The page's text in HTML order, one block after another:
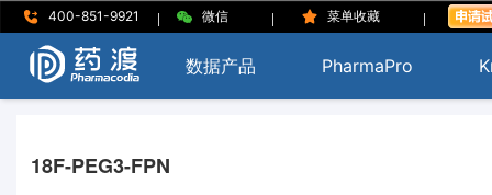
400-851-9921 | 微信 | 菜单收藏 |
数据产品 PharmaPro
18F-PEG3-FPN